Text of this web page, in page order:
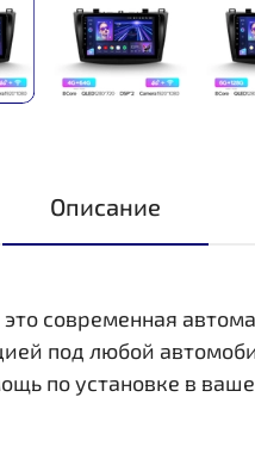
Описание
это современная
под любой
по установке в